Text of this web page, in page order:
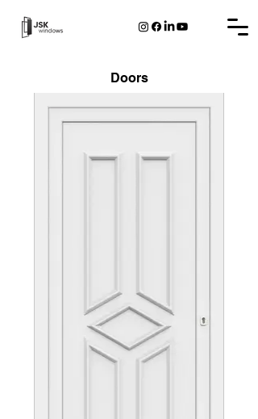
Doors